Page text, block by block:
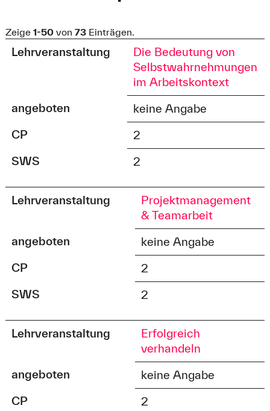
Zeige 1-50von 73Einträgen.
Lehrveranstaltung
Die Bedeutung von
Selbstwahrnehmungen
im Arbeitskontext
angeboten
keine Angabe
CP
2
SWS
2
Lehrveranstaltung
Projektmanagement
& Teamarbeit
angeboten
keine Angabe
CP
2
SWS
2
Lehrveranstaltung
Erfolgreich
verhandeln
angeboten
keine Angabe
CP
2